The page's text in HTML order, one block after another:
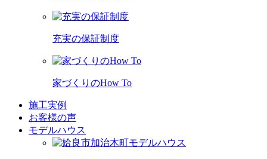
充実の保証制度
家づくりのHow To
施工実例
お客様の声
モデルハウス